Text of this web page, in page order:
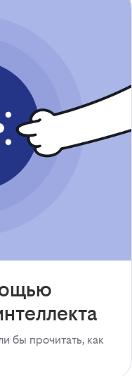
бы прочитать, как